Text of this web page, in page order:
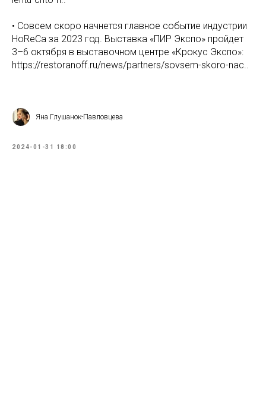
• Совсем скоро начнется главное событие индустрии
HoReCa за 2023 год. Выставка «ПИР Экспо» пройдет
3–6 октября в выставочном центре «Крокус Экспо»:
https://restoranoff.ru/news/partners/sovsem-skoro-nac..
Яна Глушанок-Павловцева
2024-01-31 18:00